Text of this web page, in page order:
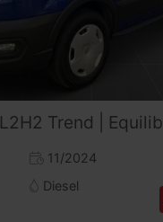
L2H2 Trend | Equilibrio y Capacidad |
11/2024
Diesel